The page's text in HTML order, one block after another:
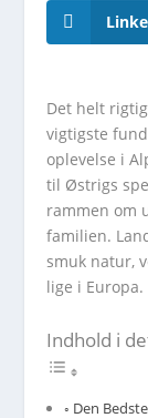
Det helt
vigtigste
oplevelse i
til Østrigs
rammen om
familien.
smuk natur,
lige i Europa.
Indhold i
Den